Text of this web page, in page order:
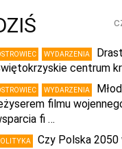
WYDARZENIA
centrum
WYDARZENIA
filmu
fi …
Czy Polska 2050